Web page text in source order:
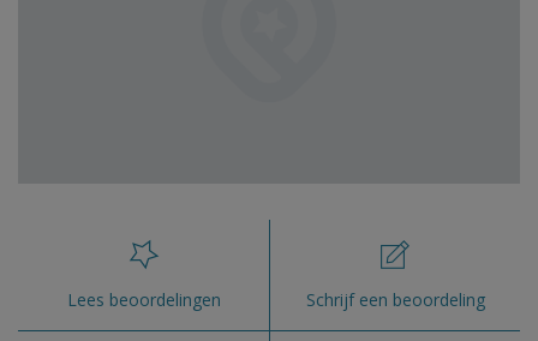
Lees beoordelingen Schrijf een beoordeling